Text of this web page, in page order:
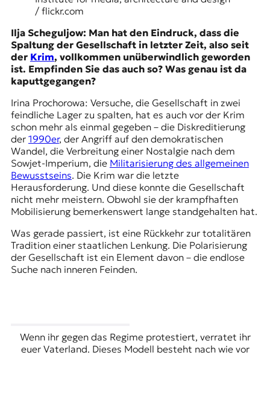
n
z
z
u
O
t
e
u
r
o
p
a
/ flickr.com
Ilja Scheguljow: Man hat den Eindruck, dass die
Spaltung der Gesellschaft in letzter Zeit, also seit
der Krim, vollkommen unüberwindlich geworden
ist. Empfinden Sie das auch so? Was genau ist da
kaputtgegangen?
Irina Prochorowa: Versuche, die Gesellschaft in zwei
feindliche Lager zu spalten, hat es auch vor der Krim
schon mehr als einmal gegeben – die Diskreditierung
der 1990er, der Angriff auf den demokratischen
Wandel, die Verbreitung einer Nostalgie nach dem
Sowjet-Imperium, die Militarisierung des allgemeinen
Bewusstseins. Die Krim war die letzte
Herausforderung. Und diese konnte die Gesellschaft
nicht mehr meistern. Obwohl sie der krampfhaften
Mobilisierung bemerkenswert lange standgehalten hat.
Was gerade passiert, ist eine Rückkehr zur totalitären
Tradition einer staatlichen Lenkung. Die Polarisierung
der Gesellschaft ist ein Element davon – die endlose
Suche nach inneren Feinden.
Wenn ihr gegen das Regime protestiert, verratet ihr
euer Vaterland. Dieses Modell besteht nach wie vor